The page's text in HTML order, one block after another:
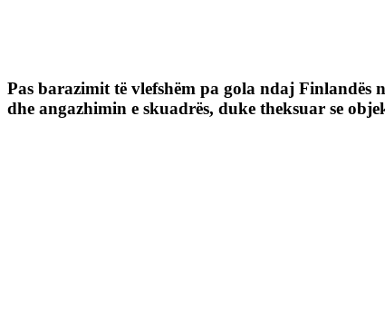
Pas barazimit të vlefshëm pa gola ndaj Finlandës
dhe angazhimin e skuadrës, duke theksuar se